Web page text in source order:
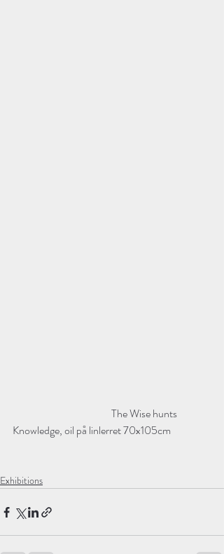
Knowledge, oil på linlerret 70x105cm
Exhibitions